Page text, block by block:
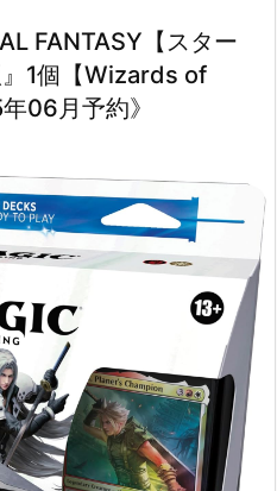
FANTASY【スター
1個【Wizards of
06月予約》